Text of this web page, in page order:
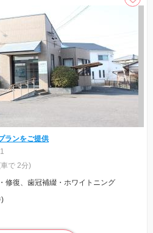
ランをご提供
で 2分)
修復、歯冠補綴・ホワイトニング
)